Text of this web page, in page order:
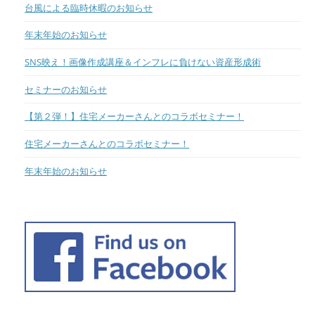
台風による臨時休暇のお知らせ
年末年始のお知らせ
SNS映え！画像作成講座＆インフレに負けない資産形成術
セミナーのお知らせ
【第２弾！】住宅メーカーさんとのコラボセミナー！
住宅メーカーさんとのコラボセミナー！
年末年始のお知らせ